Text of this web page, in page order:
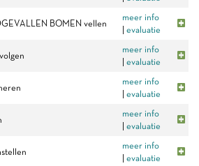
BOMEN vellen
meer info
evaluatie
meer info
evaluatie
meer info
evaluatie
meer info
evaluatie
meer info
evaluatie